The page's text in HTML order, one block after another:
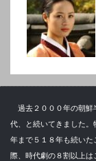
過去２０００年の朝
代、と続いてきました。
年まで５１８年も続い
際、時代劇の８割以上は